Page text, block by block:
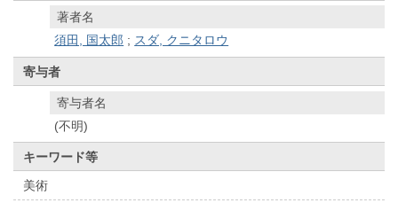
著者名
須田, 国太郎 ; スダ, クニタロウ
寄与者
寄与者名
(不明)
キーワード等
美術